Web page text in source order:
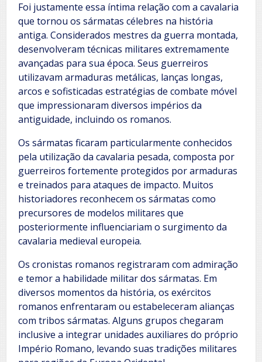
Foi justamente essa íntima relação com a cavalaria
que tornou os sármatas célebres na história
antiga. Considerados mestres da guerra montada,
desenvolveram técnicas militares extremamente
avançadas para sua época. Seus guerreiros
utilizavam armaduras metálicas, lanças longas,
arcos e sofisticadas estratégias de combate móvel
que impressionaram diversos impérios da
antiguidade, incluindo os romanos.
Os sármatas ficaram particularmente conhecidos
pela utilização da cavalaria pesada, composta por
guerreiros fortemente protegidos por armaduras
e treinados para ataques de impacto. Muitos
historiadores reconhecem os sármatas como
precursores de modelos militares que
posteriormente influenciariam o surgimento da
cavalaria medieval europeia.
Os cronistas romanos registraram com admiração
e temor a habilidade militar dos sármatas. Em
diversos momentos da história, os exércitos
romanos enfrentaram ou estabeleceram alianças
com tribos sármatas. Alguns grupos chegaram
inclusive a integrar unidades auxiliares do próprio
Império Romano, levando suas tradições militares